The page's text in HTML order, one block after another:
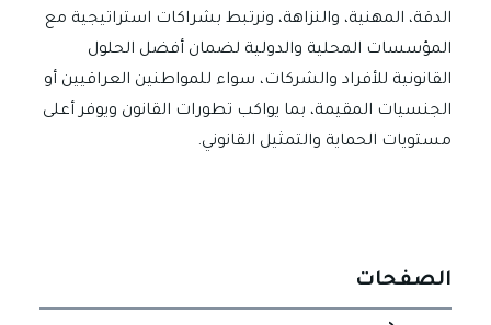
الدقة، المهنية، والنزاهة، ونرتبط بشراكات استراتيجية مع
المؤسسات المحلية والدولية لضمان أفضل الحلول
القانونية للأفراد والشركات، سواء للمواطنين العراقيين أو
الجنسيات المقيمة، بما يواكب تطورات القانون ويوفر أعلى
مستويات الحماية والتمثيل القانوني.
الصفحات